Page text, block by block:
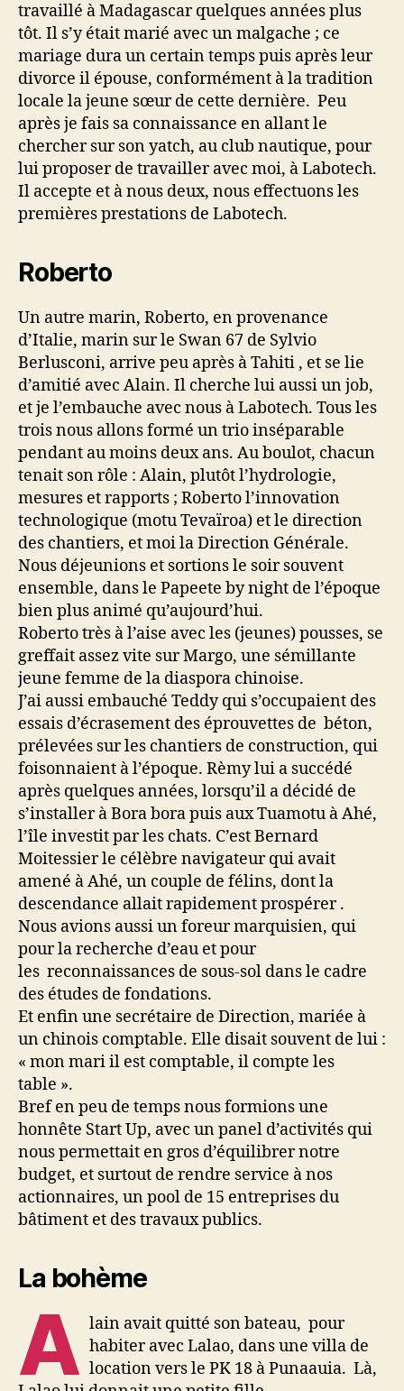
travaillé à Madagascar quelques années plus
tôt. Il s’y était marié avec un malgache ; ce
mariage dura un certain temps puis après leur
divorce il épouse, conformément à la tradition
locale la jeune sœur de cette dernière. Peu
après je fais sa connaissance en allant le
chercher sur son yatch, au club nautique, pour
lui proposer de travailler avec moi, à Labotech.
Il accepte et à nous deux, nous effectuons les
premières prestations de Labotech.
Roberto
Un autre marin, Roberto, en provenance
d’Italie, marin sur le Swan 67 de Sylvio
Berlusconi, arrive peu après à Tahiti , et se lie
d’amitié avec Alain. Il cherche lui aussi un job,
et je l’embauche avec nous à Labotech. Tous les
trois nous allons formé un trio inséparable
pendant au moins deux ans. Au boulot, chacun
tenait son rôle : Alain, plutôt l’hydrologie,
mesures et rapports ; Roberto l’innovation
technologique (motu Tevaïroa) et le direction
des chantiers, et moi la Direction Générale.
Nous déjeunions et sortions le soir souvent
ensemble, dans le Papeete by night de l’époque
bien plus animé qu’aujourd’hui.
Roberto très à l’aise avec les (jeunes) pousses, se
greffait assez vite sur Margo, une sémillante
jeune femme de la diaspora chinoise.
J’ai aussi embauché Teddy qui s’occupaient des
essais d’écrasement des éprouvettes de béton,
prélevées sur les chantiers de construction, qui
foisonnaient à l’époque. Rèmy lui a succédé
après quelques années, lorsqu’il a décidé de
s’installer à Bora bora puis aux Tuamotu à Ahé,
l’île investit par les chats. C’est Bernard
Moitessier le célèbre navigateur qui avait
amené à Ahé, un couple de félins, dont la
descendance allait rapidement prospérer .
Nous avions aussi un foreur marquisien, qui
pour la recherche d’eau et pour
les reconnaissances de sous-sol dans le cadre
des études de fondations.
Et enfin une secrétaire de Direction, mariée à
un chinois comptable. Elle disait souvent de lui :
« mon mari il est comptable, il compte les
table ».
Bref en peu de temps nous formions une
honnête Start Up, avec un panel d’activités qui
nous permettait en gros d’équilibrer notre
budget, et surtout de rendre service à nos
actionnaires, un pool de 15 entreprises du
bâtiment et des travaux publics.
La bohème
A lain avait quitté son bateau, pour
habiter avec Lalao, dans une villa de
location vers le PK 18 à Punaauia. Là,